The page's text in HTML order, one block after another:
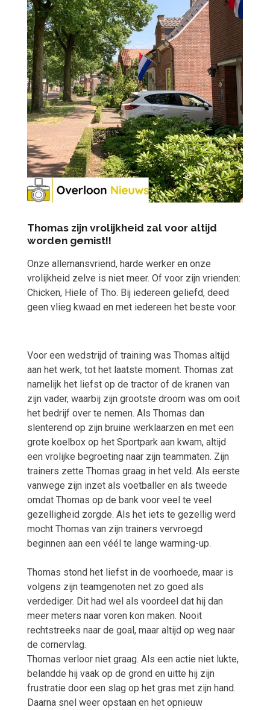
Thomas zijn vrolijkheid zal voor altijd
worden gemist!!
Onze allemansvriend, harde werker en onze
vrolijkheid zelve is niet meer. Of voor zijn vrienden:
Chicken, Hiele of Tho. Bij iedereen geliefd, deed
geen vlieg kwaad en met iedereen het beste voor.
Voor een wedstrijd of training was Thomas altijd
aan het werk, tot het laatste moment. Thomas zat
namelijk het liefst op de tractor of de kranen van
zijn vader, waarbij zijn grootste droom was om ooit
het bedrijf over te nemen. Als Thomas dan
slenterend op zijn bruine werklaarzen en met een
grote koelbox op het Sportpark aan kwam, altijd
een vrolijke begroeting naar zijn teammaten. Zijn
trainers zette Thomas graag in het veld. Als eerste
vanwege zijn inzet als voetballer en als tweede
omdat Thomas op de bank voor veel te veel
gezelligheid zorgde. Als het iets te gezellig werd
mocht Thomas van zijn trainers vervroegd
beginnen aan een véél te lange warming-up.
Thomas stond het liefst in de voorhoede, maar is
volgens zijn teamgenoten net zo goed als
verdediger. Dit had wel als voordeel dat hij dan
meer meters naar voren kon maken. Nooit
rechtstreeks naar de goal, maar altijd op weg naar
de cornervlag.
Thomas verloor niet graag. Als een actie niet lukte,
belandde hij vaak op de grond en uitte hij zijn
frustratie door een slag op het gras met zijn hand.
Daarna snel weer opstaan en het opnieuw